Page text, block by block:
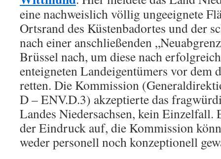
eine nachweislich völlig ungeeignete
Ortsrand des Küstenbadortes und der
nach einer anschließenden
Brüssel nach, um diese nach
enteigneten Landeigentümers vor dem
retten. Die Kommission
D – ENV.D.3) akzeptierte das
Landes Niedersachsen, kein Einzelfall.
der Eindruck auf, die Kommission
weder personell noch konzeptionell